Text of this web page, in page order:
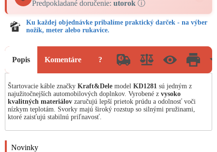
Predpokladané doručenie: utorok ⓘ
Ku každej objednávke pribalíme praktický darček - na výber
nožík, meter alebo rukavice.
Popis Komentáre ?
Štartovacie káble značky Kraft&Dele model KD1281 sú jedným z
najužitočnejších automobilových doplnkov. Vyrobené z vysoko
kvalitných materiálov zaručujú lepší prietok prúdu a odolnosť voči
nízkym teplotám. Svorky majú široký rozstup so silnými pružinami,
ktoré zaisťujú stabilnú priľnavosť.
Novinky